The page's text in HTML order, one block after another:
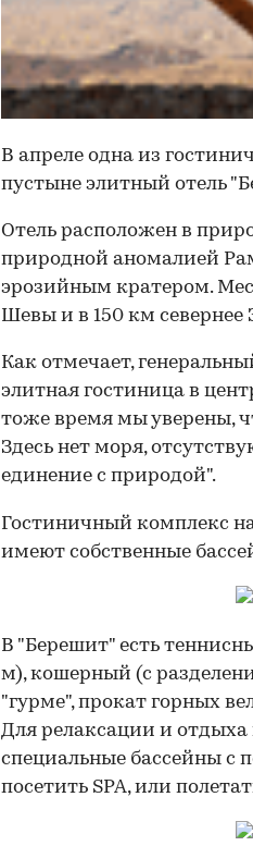
В апреле одна из
пустыне элитный отель
Отель расположен в
природной аномалией
эрозийным кратером.
Шевы и в 150 км севернее
Как отмечает,
элитная гостиница в
тоже время мы уверены,
Здесь нет моря,
единение с природой".
Гостиничный комплекс
имеют собственные
В "Берешит" есть
м), кошерный (с
"гурме", прокат горных
Для релаксации и
специальные бассейны с
посетить SPA, или